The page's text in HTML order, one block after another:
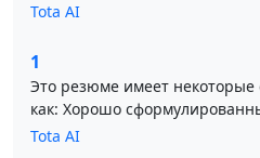
Tota AI
1
Это резюме имеет
как: Хорошо
Tota AI